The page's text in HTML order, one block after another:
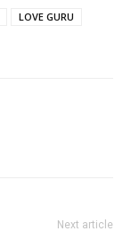
LOVE GURU
Next article